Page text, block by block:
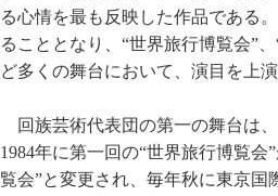
る心情を最も反映した作品である
ることとなり、“世界旅行博覧会”
ど多くの舞台において、演目を上演
回族芸術代表団の第一の舞台は
1984年に第一回の“世界旅行博覧
覧会”と変更され、毎年秋に東京